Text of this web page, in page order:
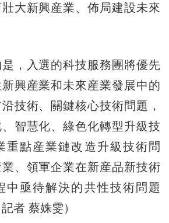
大新興産業、佈局建設未來
入選的科技服務團將優先
興産業和未來産業發展中的
技術、關鍵核心技術問題，
智慧化、綠色化轉型升級技
重點産業鏈改造升級技術問
、領軍企業在新産品新技術
中亟待解決的共性技術問題
者 蔡姝雯）